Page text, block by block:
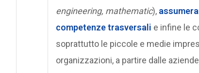
engineering, mathematic),
competenze trasversali e infine le
soprattutto le piccole e medie
organizzazioni, a partire dalle